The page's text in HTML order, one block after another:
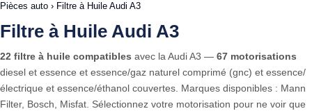
Pièces auto › Filtre à Huile Audi A3
Filtre à Huile Audi A3
22 filtre à huile compatibles avec la Audi A3 — 67 motorisations
diesel et essence et essence/gaz naturel comprimé (gnc) et essence/
électrique et essence/éthanol couvertes. Marques disponibles : Mann
Filter, Bosch, Misfat. Sélectionnez votre motorisation pour ne voir que